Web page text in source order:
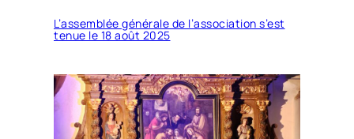
L’assemblée générale de l’association s’est
tenue le 18 août 2025